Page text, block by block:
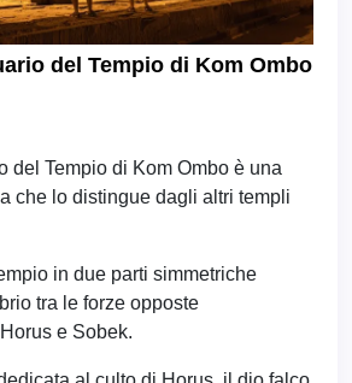
del Tempio di Kom Ombo
del Tempio di Kom Ombo è una
che lo distingue dagli altri templi
in due parti simmetriche
tra le forze opposte
e Sobek.